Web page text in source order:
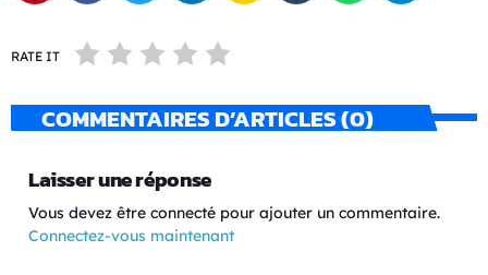
RATE IT
COMMENTAIRES D’ARTICLES (0)
Laisser une réponse
Vous devez être connecté pour ajouter un commentaire.
Connectez-vous maintenant